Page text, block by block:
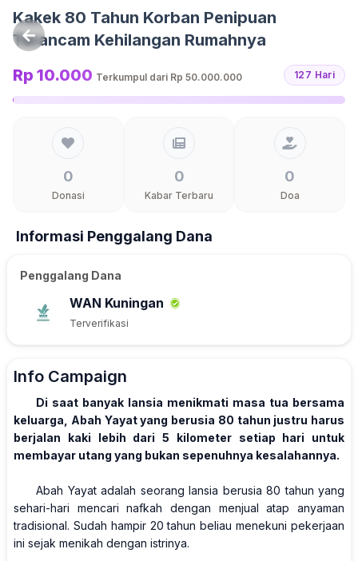
Langsung ke konten
Kakek 80 Tahun Korban Penipuan
Terancam Kehilangan Rumahnya
Rp 10.000 Terkumpul dari Rp 50.000.000 127 Hari
0
Donasi
0
Kabar Terbaru
0
Doa
Informasi Penggalang Dana
Penggalang Dana
WAN Kuningan
Terverifikasi
Info Campaign
Di saat banyak lansia menikmati masa tua bersama
keluarga, Abah Yayat yang berusia 80 tahun justru harus
berjalan kaki lebih dari 5 kilometer setiap hari untuk
membayar utang yang bukan sepenuhnya kesalahannya.
Abah Yayat adalah seorang lansia berusia 80 tahun yang
sehari-hari mencari nafkah dengan menjual atap anyaman
tradisional. Sudah hampir 20 tahun beliau menekuni pekerjaan
ini sejak menikah dengan istrinya.